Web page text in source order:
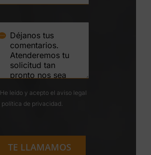
He leído y acepto el aviso legal
política de privacidad
TE LLAMAMOS